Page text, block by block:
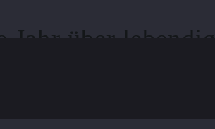
Jahr über lebendig